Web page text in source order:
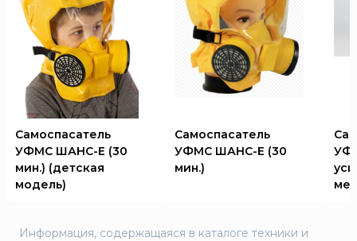
Самоспасатель
УФМС ШАНС-Е (30
мин.) (детская
модель)
Самоспасатель
УФМС ШАНС-Е (30
мин.)
Информация, содержащаяся в каталоге техники и